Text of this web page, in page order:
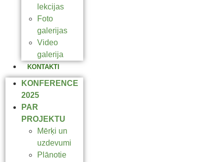
lekcijas
Foto
galerijas
Video
galerija
KONTAKTI
KONFERENCE
2025
PAR
PROJEKTU
Mērķi un
uzdevumi
Plānotie